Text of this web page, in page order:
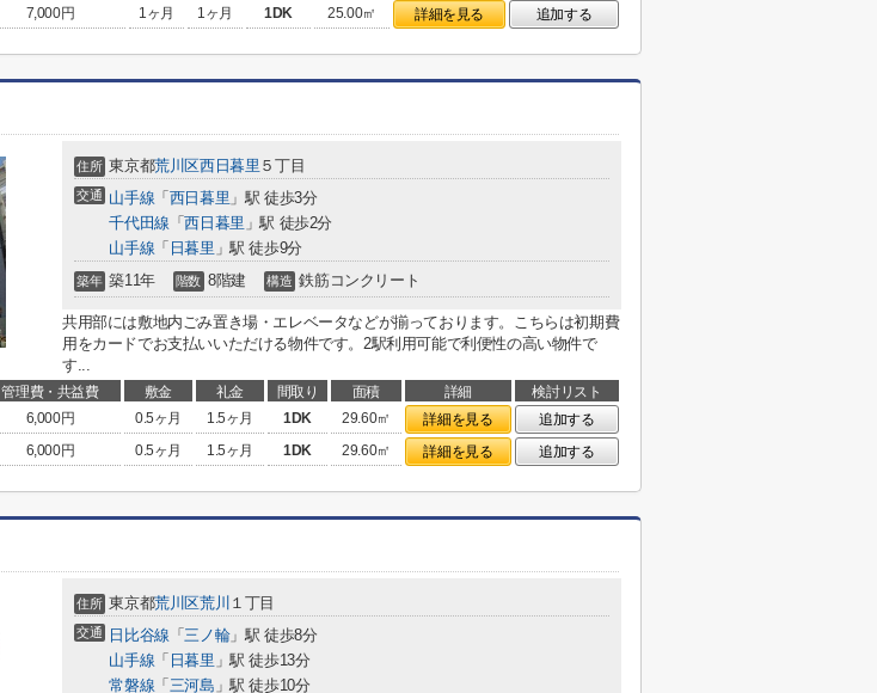
7,000円 1ヶ月 1ヶ月 1DK 25.00㎡ 詳細を見る 追加する
住所 東京都荒川区西日暮里 ５丁目
交通 山手線 「 西日暮里 」駅 徒歩3分
千代田線 「西日暮里 」駅 徒歩2分
山手線 「 日暮里 」駅 徒歩9分
築年 築11年 階数 8階建 構造 鉄筋コンクリート
共用部には敷地内ごみ置き場・エレベータなどが揃っております。こちらは初期費
用をカードでお支払いいただける物件です。2駅利用可能で利便性の高い物件で
す...
管理費・共益費 敷金 礼金 間取り 面積 詳細
検討リスト
6,000円 0.5ヶ月 1.5ヶ月 1DK 29.60㎡ 詳細を見る
追加する
6,000円 0.5ヶ月 1.5ヶ月 1DK 29.60㎡ 詳細を見る 追加する
住所 東京都荒川区荒川 １丁目
交通 日比谷線 「三ノ輪」駅 徒歩8分
山手線 「 日暮里 」駅 徒歩13分
常磐線 「 三河島 」駅 徒歩10分